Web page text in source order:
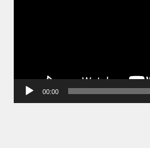
00:00